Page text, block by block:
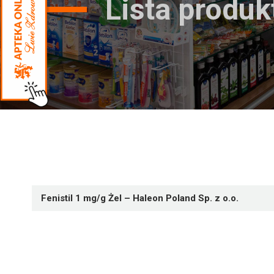
Lista
Fenistil 1 mg/g Żel – Haleon Poland Sp. z o.o.